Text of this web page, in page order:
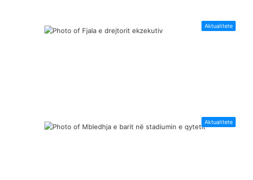
Aktualitete
Aktualitete